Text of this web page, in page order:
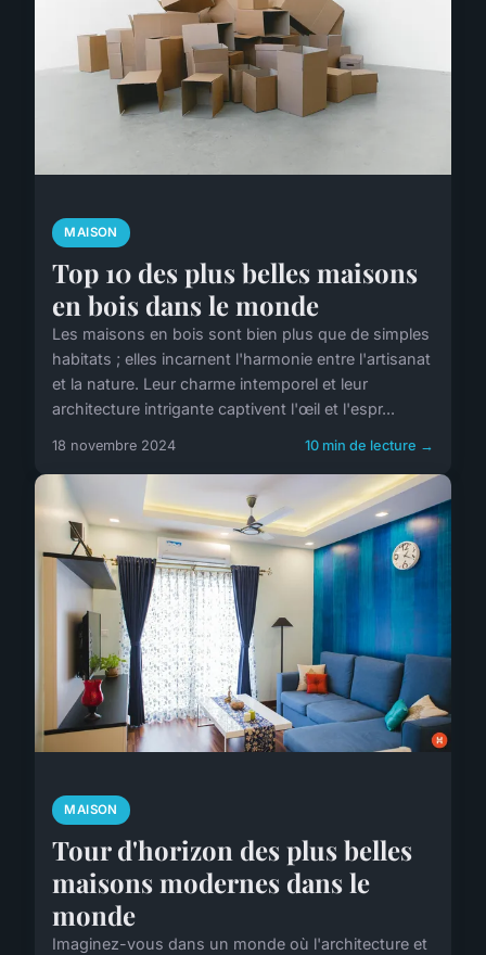
MAISON
Top 10 des plus belles maisons
en bois dans le monde
Les maisons en bois sont bien plus que de simples
habitats ; elles incarnent l'harmonie entre l'artisanat
et la nature. Leur charme intemporel et leur
architecture intrigante captivent l'œil et l'espr...
18 novembre 2024 10 min de lecture →
MAISON
Tour d'horizon des plus belles
maisons modernes dans le
monde
Imaginez-vous dans un monde où l'architecture et